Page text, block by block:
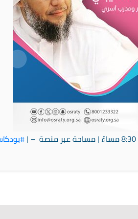
| مساحة عبر منصة – |